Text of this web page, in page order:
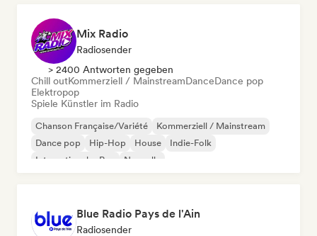
Mix Radio
Radiosender
> 2400 Antworten gegeben
Chill outKommerziell / MainstreamDanceDance pop
Elektropop
Spiele Künstler im Radio
Chanson Française/Variété
Kommerziell / Mainstream
Dance pop
Hip-Hop House
Indie-Folk
Internationaler Rap
Nouvelle
Blue Radio Pays de l'Ain
Radiosender